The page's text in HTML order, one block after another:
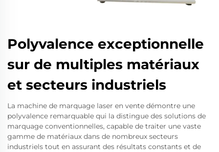
Polyvalence exceptionnelle
sur de multiples matériaux
et secteurs industriels
La machine de marquage laser en vente démontre une
polyvalence remarquable qui la distingue des solutions de
marquage conventionnelles, capable de traiter une vaste
gamme de matériaux dans de nombreux secteurs
industriels tout en assurant des résultats constants et de